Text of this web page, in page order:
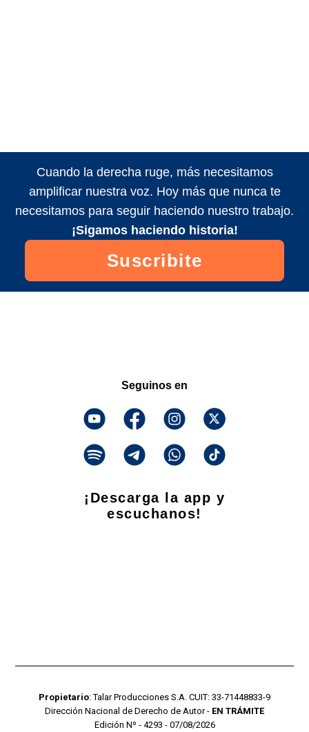
Cuando la derecha ruge, más necesitamos
amplificar nuestra voz. Hoy más que nunca te
necesitamos para seguir haciendo nuestro trabajo.
¡Sigamos haciendo historia!
Suscribite
Seguinos en
¡Descarga la app y
escuchanos!
Propietario: Talar Producciones S.A. CUIT: 33-71448833-9
Dirección Nacional de Derecho de Autor - EN TRÁMITE
Edición Nº - 4293 - 07/08/2026